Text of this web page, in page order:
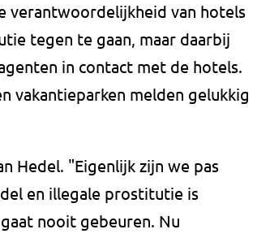
verantwoordelijkheid van hotels
tegen te gaan, maar daarbij
in contact met de hotels.
vakantieparken melden gelukkig
Hedel. "Eigenlijk zijn we pas
en illegale prostitutie is
nooit gebeuren. Nu